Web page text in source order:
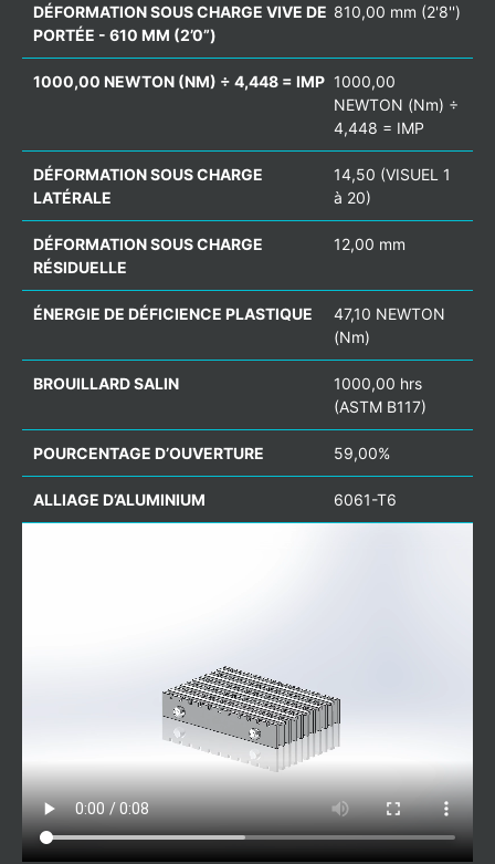
DÉFORMATION SOUS CHARGE VIVE DE
PORTÉE - 610 MM (2’0”)
810,00 mm (2'8'')
1000,00 NEWTON (NM) ÷ 4,448 = IMP 1000,00
NEWTON (Nm) ÷
4,448 = IMP
DÉFORMATION SOUS CHARGE
LATÉRALE
14,50 (VISUEL 1
à 20)
DÉFORMATION SOUS CHARGE
RÉSIDUELLE
12,00 mm
ÉNERGIE DE DÉFICIENCE PLASTIQUE
47,10 NEWTON
(Nm)
BROUILLARD SALIN
1000,00 hrs
(ASTM B117)
POURCENTAGE D’OUVERTURE 59,00%
ALLIAGE D’ALUMINIUM 6061-T6